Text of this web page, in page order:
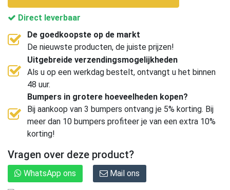
Direct leverbaar
De goedkoopste op de markt
De nieuwste producten, de juiste prijzen!
Uitgebreide verzendingsmogelijkheden
Als u op een werkdag bestelt, ontvangt u het binnen
48 uur.
Bumpers in grotere hoeveelheden kopen?
Bij aankoop van 3 bumpers ontvang je 5% korting. Bij
meer dan 10 bumpers profiteer je van een extra 10%
korting!
Vragen over deze product?
WhatsApp ons Mail ons